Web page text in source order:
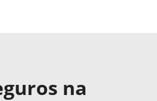
na